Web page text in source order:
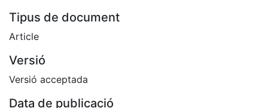
Tipus de document
Article
Versió
Versió acceptada
Data de publicació